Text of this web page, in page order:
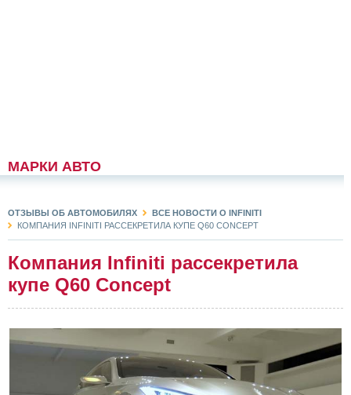
МАРКИ АВТО
ОТЗЫВЫ ОБ АВТОМОБИЛЯХ
ВСЕ НОВОСТИ О INFINITI
КОМПАНИЯ INFINITI РАССЕКРЕТИЛА КУПЕ Q60 CONCEPT
Компания Infiniti рассекретила
купе Q60 Concept